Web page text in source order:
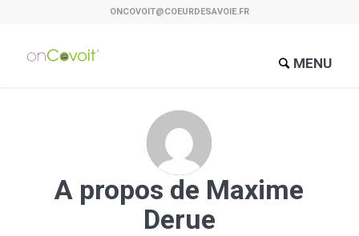
ONCOVOIT@COEURDESAVOIE.FR
MENU
A propos de Maxime
Derue